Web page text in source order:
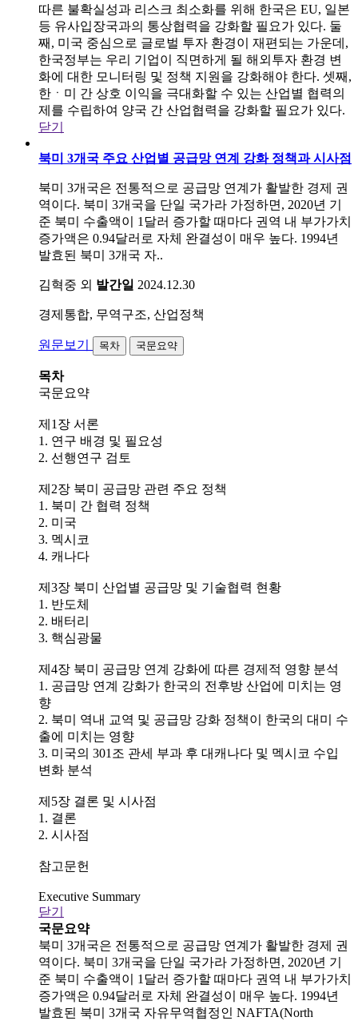
따른 불확실성과 리스크 최소화를 위해 한국은 EU, 일본
등 유사입장국과의 통상협력을 강화할 필요가 있다. 둘
째, 미국 중심으로 글로벌 투자 환경이 재편되는 가운데,
한국정부는 우리 기업이 직면하게 될 해외투자 환경 변
화에 대한 모니터링 및 정책 지원을 강화해야 한다. 셋째,
한ㆍ미 간 상호 이익을 극대화할 수 있는 산업별 협력의
제를 수립하여 양국 간 산업협력을 강화할 필요가 있다.
닫기
북미 3개국 주요 산업별 공급망 연계 강화 정책과 시사점
북미 3개국은 전통적으로 공급망 연계가 활발한 경제 권
역이다. 북미 3개국을 단일 국가라 가정하면, 2020년 기
준 북미 수출액이 1달러 증가할 때마다 권역 내 부가가치
증가액은 0.94달러로 자체 완결성이 매우 높다. 1994년
발효된 북미 3개국 자..
김혁중 외 발간일 2024.12.30
경제통합, 무역구조, 산업정책
원문보기 목차 국문요약
목차
국문요약
제1장 서론
1. 연구 배경 및 필요성
2. 선행연구 검토
제2장 북미 공급망 관련 주요 정책
1. 북미 간 협력 정책
2. 미국
3. 멕시코
4. 캐나다
제3장 북미 산업별 공급망 및 기술협력 현황
1. 반도체
2. 배터리
3. 핵심광물
제4장 북미 공급망 연계 강화에 따른 경제적 영향 분석
1. 공급망 연계 강화가 한국의 전후방 산업에 미치는 영
향
2. 북미 역내 교역 및 공급망 강화 정책이 한국의 대미 수
출에 미치는 영향
3. 미국의 301조 관세 부과 후 대캐나다 및 멕시코 수입
변화 분석
제5장 결론 및 시사점
1. 결론
2. 시사점
참고문헌
Executive Summary
닫기
국문요약
북미 3개국은 전통적으로 공급망 연계가 활발한 경제 권
역이다. 북미 3개국을 단일 국가라 가정하면, 2020년 기
준 북미 수출액이 1달러 증가할 때마다 권역 내 부가가치
증가액은 0.94달러로 자체 완결성이 매우 높다. 1994년
발효된 북미 3개국 자유무역협정인 NAFTA(North